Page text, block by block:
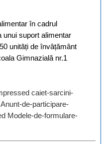
în cadrul
unui suport alimentar
unități de învâțământ
Gimnazială nr.1
caiet-sarcini-
de-participare-
Modele-de-formulare-